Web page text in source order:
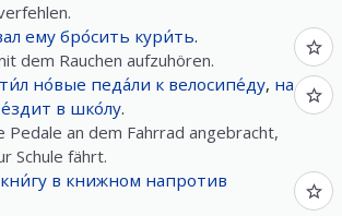
ему бро́сить кури́ть.
dem Rauchen aufzuhören.
но́вые педа́ли к велосипе́ду, на
е́здит в шко́лу.
Pedale an dem Fahrrad angebracht,
Schule fährt.
кни́гу в книжном напротив